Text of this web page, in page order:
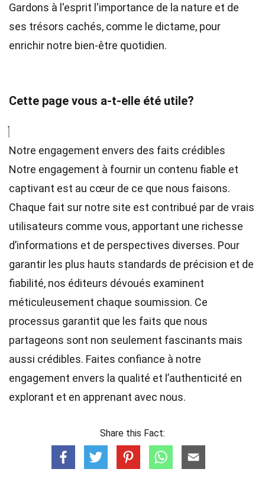
Gardons à l'esprit l'importance de la nature et de
ses trésors cachés, comme le dictame, pour
enrichir notre bien-être quotidien.
Cette page vous a-t-elle été utile?
Notre engagement envers des faits crédibles
Notre engagement à fournir un contenu fiable et
captivant est au cœur de ce que nous faisons.
Chaque fait sur notre site est contribué par de vrais
utilisateurs comme vous, apportant une richesse
d’informations et de perspectives diverses. Pour
garantir les plus hauts standards de précision et de
fiabilité, nos éditeurs dévoués examinent
méticuleusement chaque soumission. Ce
processus garantit que les faits que nous
partageons sont non seulement fascinants mais
aussi crédibles. Faites confiance à notre
engagement envers la qualité et l’authenticité en
explorant et en apprenant avec nous.
Share this Fact: